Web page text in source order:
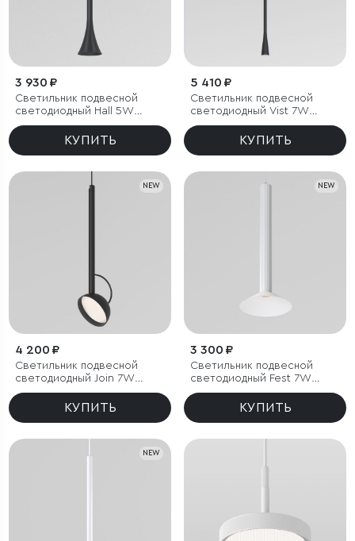
3 930 ₽
Светильник подвесной
светодиодный Hall 5W
4000K черный
КУПИТЬ
5 410 ₽
Светильник подвесной
светодиодный Vist 7W
4000K черный
КУПИТЬ
NEW
4 200 ₽
Светильник подвесной
светодиодный Join 7W
3000K черный
КУПИТЬ
NEW
3 300 ₽
Светильник подвесной
светодиодный Fest 7W
3000K белый
КУПИТЬ
NEW